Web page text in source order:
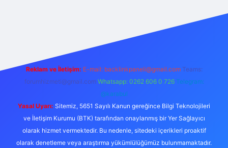
Reklam ve İletişim: E-mail: backlinkpaneli@gmail.com Teams:
forumhizmeti@gmail.com Whatsapp: 0262 606 0 726 Telegram:
@karabul
Yasal Uyarı: Sitemiz, 5651 Sayılı Kanun gereğince Bilgi Teknolojileri
ve İletişim Kurumu (BTK) tarafından onaylanmış bir Yer Sağlayıcı
olarak hizmet vermektedir. Bu nedenle, sitedeki içerikleri proaktif
olarak denetleme veya araştırma yükümlülüğümüz bulunmamaktadır.